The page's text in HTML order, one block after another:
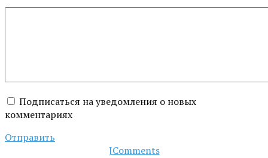
Подписаться на уведомления о новых
комментариях
Отправить
JComments